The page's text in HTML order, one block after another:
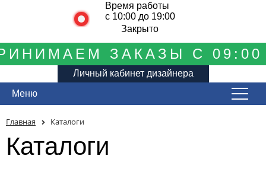
ЗАКАЗЫ С 09:00
Личный кабинет дизайнера
Время работы
с 10:00 до 19:00
Закрыто
Меню
Главная Каталоги
Каталоги